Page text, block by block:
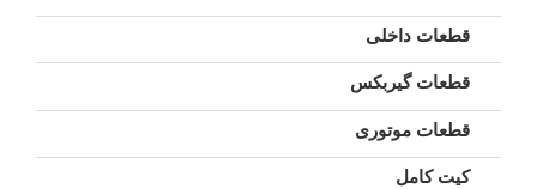
قطعات داخلی
قطعات گیربکس
قطعات موتوری
کیت کامل